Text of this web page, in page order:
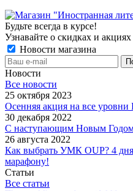
Будьте всегда в курсе!
Узнавайте о скидках и
Новости магазина
Новости
Все новости
25 октября 2023
Осенняя акция на все уровни
30 декабря 2022
С наступающим Новым
26 августа 2022
Как выбрать УМК OUP? 4
марафону!
Статьи
Все статьи